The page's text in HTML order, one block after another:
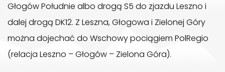
Głogów Południe albo drogą S5 do zjazdu Leszno i
dalej drogą DK12. Z Leszna, Głogowa i Zielonej Góry
można dojechać do Wschowy pociągiem PolRegio
(relacja Leszno – Głogów – Zielona Góra).